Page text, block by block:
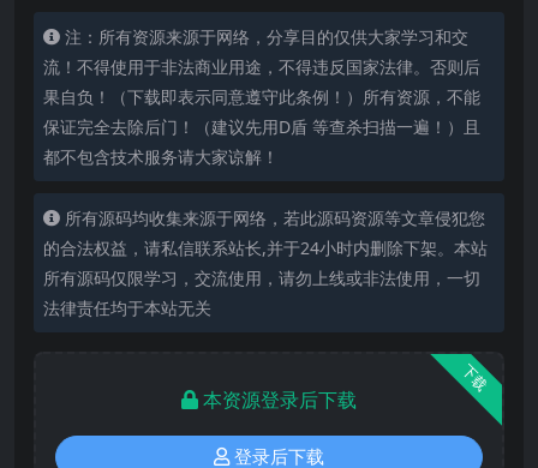
注：所有资源来源于网络，分享目的仅供大家学习和交
流！不得使用于非法商业用途，不得违反国家法律。否则后
果自负！（下载即表示同意遵守此条例！）所有资源，不能
保证完全去除后门！（建议先用D盾 等查杀扫描一遍！）且
都不包含技术服务请大家谅解！
所有源码均收集来源于网络，若此源码资源等文章侵犯您
的合法权益，请私信联系站长,并于24小时内删除下架。本站
所有源码仅限学习，交流使用，请勿上线或非法使用，一切
法律责任均于本站无关
下载
本资源登录后下载
登录后下载